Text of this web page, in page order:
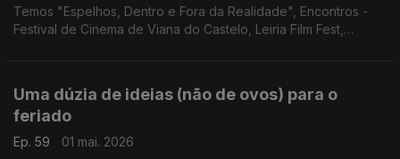
Temos "Espelhos, Dentro e Fora da Realidade", Encontros -
Festival de Cinema de Viana do Castelo, Leiria Film Fest,
Uma dúzia de ideias (não de ovos) para o
feriado
Ep. 59
01 mai. 2026